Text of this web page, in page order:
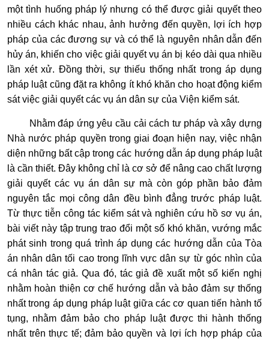
một tình huống pháp lý nhưng có thể được giải quyết theo
nhiều cách khác nhau, ảnh hưởng đến quyền, lợi ích hợp
pháp của các đương sự và có thể là nguyên nhân dẫn đến
hủy án, khiến cho việc giải quyết vụ án bị kéo dài qua nhiều
lần xét xử. Đồng thời, sự thiếu thống nhất trong áp dụng
pháp luật cũng đặt ra không ít khó khăn cho hoạt động kiểm
sát việc giải quyết các vụ án dân sự của Viện kiểm sát.
Nhằm đáp ứng yêu cầu cải cách tư pháp và xây dựng
Nhà nước pháp quyền trong giai đoạn hiện nay, việc nhận
diện những bất cập trong các hướng dẫn áp dụng pháp luật
là cần thiết. Đây không chỉ là cơ sở để nâng cao chất lượng
giải quyết các vụ án dân sự mà còn góp phần bảo đảm
nguyên tắc mọi công dân đều bình đẳng trước pháp luật.
Từ thực tiễn công tác kiểm sát và nghiên cứu hồ sơ vụ án,
bài viết này tập trung trao đổi một số khó khăn, vướng mắc
phát sinh trong quá trình áp dụng các hướng dẫn của Tòa
án nhân dân tối cao trong lĩnh vực dân sự từ góc nhìn của
cá nhân tác giả. Qua đó, tác giả đề xuất một số kiến nghị
nhằm hoàn thiện cơ chế hướng dẫn và bảo đảm sự thống
nhất trong áp dụng pháp luật giữa các cơ quan tiến hành tố
tụng, nhằm đảm bảo cho pháp luật được thi hành thống
nhất trên thực tế; đảm bảo quyền và lợi ích hợp pháp của